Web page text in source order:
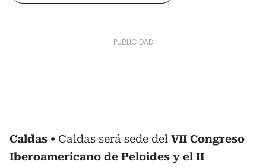
Caldas Caldas será sede del VII Congreso
Iberoamericano de Peloides y el II